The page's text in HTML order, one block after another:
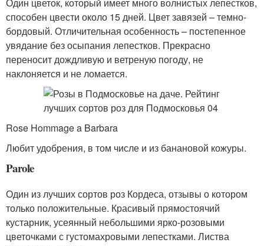
способен цвести около 15 дней. Цвет завязей – темно-
бордовый. Отличительная особенность – постепенное
увядание без осыпания лепестков. Прекрасно
переносит дождливую и ветреную погоду, не
наклоняется и не ломается.
Rose Hommage a Barbara
Любит удобрения, в том числе и из банановой кожуры.
Parole
Один из лучших сортов роз Кордеса, отзывы о котором
только положительные. Красивый прямостоячий
кустарник, усеянный небольшими ярко-розовыми
цветочками с густомахровыми лепестками. Листва